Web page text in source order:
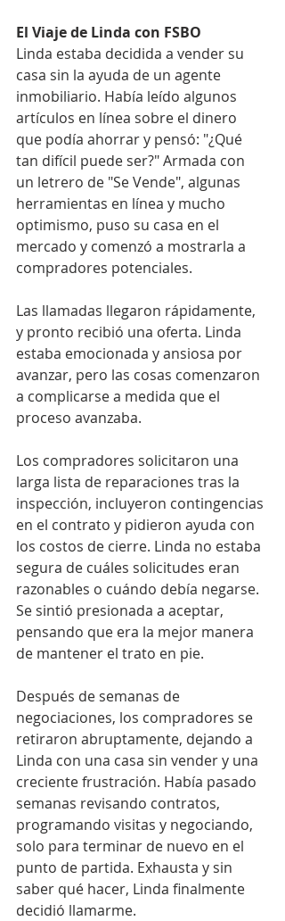
El Viaje de Linda con FSBO
Linda estaba decidida a vender su
casa sin la ayuda de un agente
inmobiliario. Había leído algunos
artículos en línea sobre el dinero
que podía ahorrar y pensó: "¿Qué
tan difícil puede ser?" Armada con
un letrero de "Se Vende", algunas
herramientas en línea y mucho
optimismo, puso su casa en el
mercado y comenzó a mostrarla a
compradores potenciales.
Las llamadas llegaron rápidamente,
y pronto recibió una oferta. Linda
estaba emocionada y ansiosa por
avanzar, pero las cosas comenzaron
a complicarse a medida que el
proceso avanzaba.
Los compradores solicitaron una
larga lista de reparaciones tras la
inspección, incluyeron contingencias
en el contrato y pidieron ayuda con
los costos de cierre. Linda no estaba
segura de cuáles solicitudes eran
razonables o cuándo debía negarse.
Se sintió presionada a aceptar,
pensando que era la mejor manera
de mantener el trato en pie.
Después de semanas de
negociaciones, los compradores se
retiraron abruptamente, dejando a
Linda con una casa sin vender y una
creciente frustración. Había pasado
semanas revisando contratos,
programando visitas y negociando,
solo para terminar de nuevo en el
punto de partida. Exhausta y sin
saber qué hacer, Linda finalmente
decidió llamarme.